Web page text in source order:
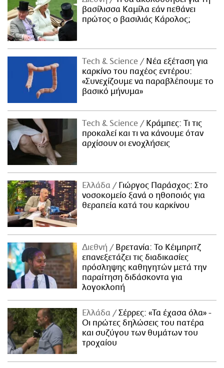
βασίλισσα Καμίλα εάν πεθάνει
πρώτος ο βασιλιάς Κάρολος;
Τech & Science
Νέα εξέταση για
καρκίνο του παχέος εντέρου:
«Συνεχίζουμε να παραβλέπουμε το
βασικό μήνυμα»
Τech & Science
Κράμπες: Τι τις
προκαλεί και τι να κάνουμε όταν
αρχίσουν οι ενοχλήσεις
Ελλάδα
Γιώργος Παράσχος: Στο
νοσοκομείο ξανά ο ηθοποιός για
θεραπεία κατά του καρκίνου
Διεθνή
Βρετανία: Το Κέιμπριτζ
επανεξετάζει τις διαδικασίες
πρόσληψης καθηγητών μετά την
παραίτηση διδάσκοντα για
λογοκλοπή
Ελλάδα
Σέρρες: «Τα έχασα όλα» -
Οι πρώτες δηλώσεις του πατέρα
και συζύγου των θυμάτων του
τροχαίου